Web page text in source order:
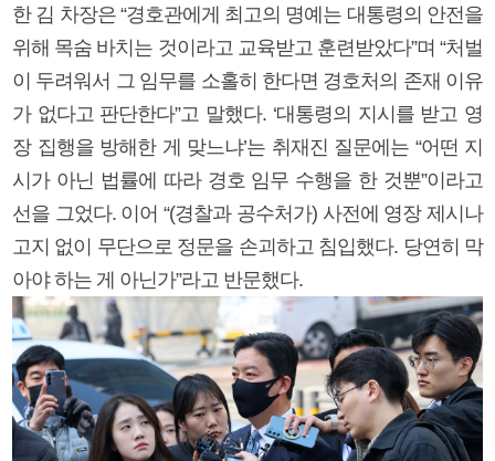
한 김 차장은 “경호관에게 최고의 명예는 대통령의 안전을
위해 목숨 바치는 것이라고 교육받고 훈련받았다”며 “처벌
이 두려워서 그 임무를 소홀히 한다면 경호처의 존재 이유
가 없다고 판단한다”고 말했다. ‘대통령의 지시를 받고 영
장 집행을 방해한 게 맞느냐’는 취재진 질문에는 “어떤 지
시가 아닌 법률에 따라 경호 임무 수행을 한 것뿐”이라고
선을 그었다. 이어 “(경찰과 공수처가) 사전에 영장 제시나
고지 없이 무단으로 정문을 손괴하고 침입했다. 당연히 막
아야 하는 게 아닌가”라고 반문했다.